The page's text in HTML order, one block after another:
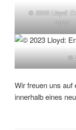
© 2023 Lloyd:
2023
©
Wir freuen uns auf
innerhalb eines